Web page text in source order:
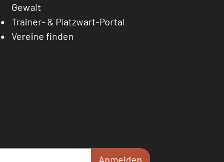
Gewalt
Trainer- & Platzwart-Portal
Vereine finden
Anmelden